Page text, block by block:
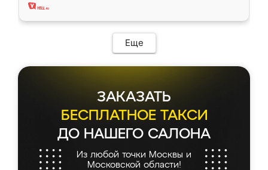
Еще
ЗАКАЗАТЬ
БЕСПЛАТНОЕ ТАКСИ
ДО НАШЕГО САЛОНА
Из любой точки Москвы и
Московской области!